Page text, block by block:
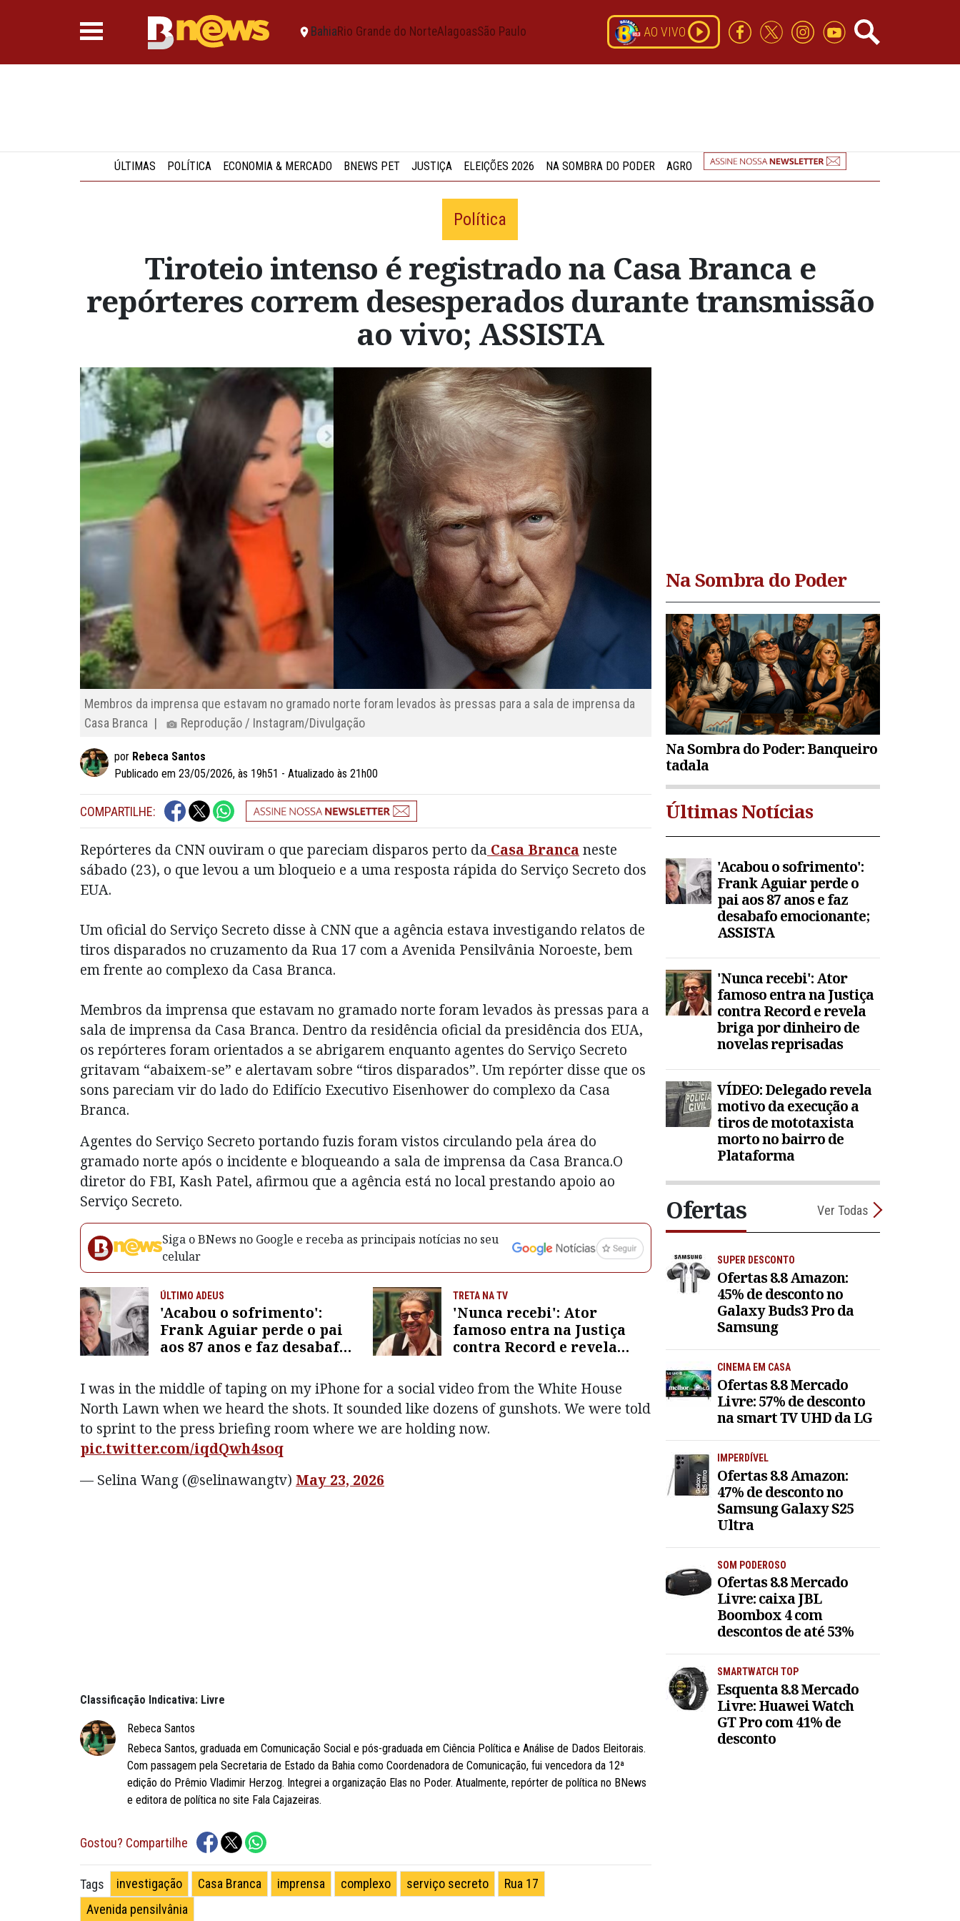
BahiaRio Grande do NorteAlagoasSão Paulo AO VIVO
ÚLTIMAS POLÍTICA ECONOMIA & MERCADO BNEWS PET JUSTIÇA ELEIÇÕES 2026 NA SOMBRA DO PODER AGRO
Política
Tiroteio intenso é registrado na Casa Branca e
repórteres correm desesperados durante transmissão
ao vivo; ASSISTA
Membros da imprensa que estavam no gramado norte foram levados às pressas para a sala de imprensa da
Casa Branca |
Reprodução / Instagram/Divulgação
por Rebeca Santos
Publicado em 23/05/2026, às 19h51 - Atualizado às 21h00
COMPARTILHE:
Repórteres da CNN ouviram o que pareciam disparos perto da Casa Brancaneste
sábado (23), o que levou a um bloqueio e a uma resposta rápida do Serviço Secreto dos
EUA.
Um oficial do Serviço Secreto disse à CNN que a agência estava investigando relatos de
tiros disparados no cruzamento da Rua 17 com a Avenida Pensilvânia Noroeste, bem
em frente ao complexo da Casa Branca.
Membros da imprensa que estavam no gramado norte foram levados às pressas para a
sala de imprensa da Casa Branca. Dentro da residência oficial da presidência dos EUA,
os repórteres foram orientados a se abrigarem enquanto agentes do Serviço Secreto
gritavam “abaixem-se” e alertavam sobre “tiros disparados”. Um repórter disse que os
sons pareciam vir do lado do Edifício Executivo Eisenhower do complexo da Casa
Branca.
Agentes do Serviço Secreto portando fuzis foram vistos circulando pela área do
gramado norte após o incidente e bloqueando a sala de imprensa da Casa Branca.O
diretor do FBI, Kash Patel, afirmou que a agência está no local prestando apoio ao
Serviço Secreto.
Siga o BNews no Google e receba as principais notícias no seu
celular
ÚLTIMO ADEUS
'Acabou o sofrimento':
Frank Aguiar perde o pai
aos 87 anos e faz desabafo
TRETA NA TV
'Nunca recebi': Ator
famoso entra na Justiça
contra Record e revela
novelas reprisadas
I was in the middle of taping on my iPhone for a social video from the White House
North Lawn when we heard the shots. It sounded like dozens of gunshots. We were told
to sprint to the press briefing room where we are holding now.
pic.twitter.com/iqdQwh4soq
— Selina Wang (@selinawangtv) May 23, 2026
Classificação Indicativa: Livre
Rebeca Santos
Rebeca Santos, graduada em Comunicação Social e pós-graduada em Ciência Política e Análise de Dados Eleitorais.
Com passagem pela Secretaria de Estado da Bahia como Coordenadora de Comunicação, fui vencedora da 12ª
edição do Prêmio Vladimir Herzog. Integrei a organização Elas no Poder. Atualmente, repórter de política no BNews
e editora de política no site Fala Cajazeiras.
Gostou? Compartilhe
Tags investigação Casa Branca imprensa complexo serviço secreto
Rua 17
Avenida pensilvânia
Na Sombra do Poder
Na Sombra do Poder: Banqueiro
tadala
Últimas Notícias
'Acabou o sofrimento':
Frank Aguiar perde o
pai aos 87 anos e faz
desabafo emocionante;
ASSISTA
'Nunca recebi': Ator
famoso entra na Justiça
contra Record e revela
briga por dinheiro de
novelas reprisadas
VÍDEO: Delegado revela
motivo da execução a
tiros de mototaxista
morto no bairro de
Plataforma
Ofertas Ver Todas
SUPER DESCONTO
Ofertas 8.8 Amazon:
45% de desconto no
Galaxy Buds3 Pro da
Samsung
CINEMA EM CASA
Ofertas 8.8 Mercado
Livre: 57% de desconto
na smart TV UHD da LG
IMPERDÍVEL
Ofertas 8.8 Amazon:
47% de desconto no
Samsung Galaxy S25
Ultra
SOM PODEROSO
Ofertas 8.8 Mercado
Livre: caixa JBL
Boombox 4 com
descontos de até 53%
SMARTWATCH TOP
Esquenta 8.8 Mercado
Livre: Huawei Watch
GT Pro com 41% de
desconto